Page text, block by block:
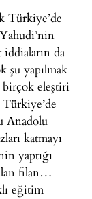
Türkiye’de
iddiaların da
şu yapılmak
birçok eleştiri
Anadolu
katmayı
yaptığı
filan…
eğitim